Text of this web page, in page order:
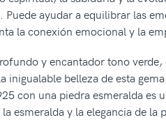
ayudar a equilibrar las
la conexión emocional y la
y encantador tono
inigualable belleza de esta
con una piedra esmeralda
esmeralda y la elegancia de